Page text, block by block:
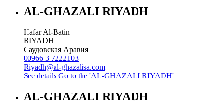
AL-GHAZALI RIYADH
Hafar Al-Batin
RIYADH
Саудовская Аравия
00966 3 7222103
Riyadh@al-ghazalisa.com
See details Go to the 'AL-GHAZALI RIYADH'
AL-GHAZALI RIYADH